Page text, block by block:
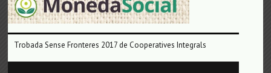
Trobada Sense Fronteres 2017 de Cooperatives Integrals